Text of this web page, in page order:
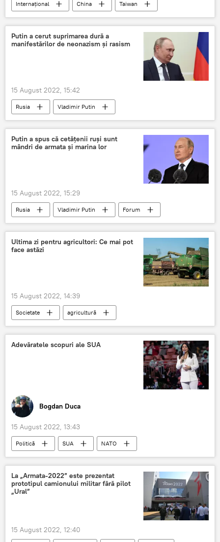
Internațional China
Taiwan
SUA
Putin a cerut suprimarea dură a
manifestărilor de neonazism și rasism
15 August 2022, 15:42
Rusia
Vladimir Putin
Al Doilea Război Mondial
Nazism
Fascism
neofascism rusofobia
Putin a spus că cetățenii ruși sunt
mândri de armata și marina lor
15 August 2022, 15:29
Rusia Vladimir Putin
Forum
Armata
Ultima zi pentru agricultori: Ce mai pot
face astăzi
15 August 2022, 14:39
Societate
agricultură
agricultorii moldoveni
accize
Motorină
Adevăratele scopuri ale SUA
Bogdan Duca
15 August 2022, 13:43
Politică SUA
NATO
Ucraina
industria
militară
corporații
La „Armata-2022” este prezentat
prototipul camionului militar fără pilot
„Ural”
15 August 2022, 12:40